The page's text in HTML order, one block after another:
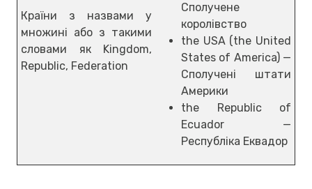
Країни з назвами у
множині або з такими
словами як Kingdom,
Republic, Federation
Сполучене
королівство
the USA (the United
States of America) —
Сполучені штати
Америки
the Republic of
Ecuador —
Республіка Еквадор